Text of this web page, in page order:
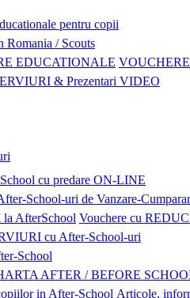
pentru copii
Romania / Scouts
& Prezentari VIDEO
cu predare ON-LINE
School-uri de Vanzare-
Vouchere cu
cu After-School-uri
School
AFTER / BEFORE
Articole,